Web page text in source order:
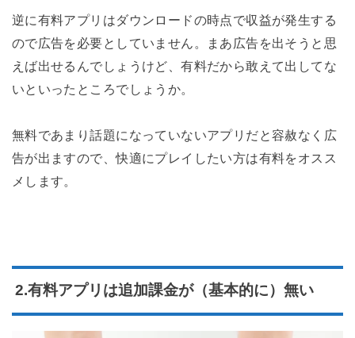
逆に有料アプリはダウンロードの時点で収益が発生する
ので広告を必要としていません。まあ広告を出そうと思
えば出せるんでしょうけど、有料だから敢えて出してな
いといったところでしょうか。
無料であまり話題になっていないアプリだと容赦なく広
告が出ますので、快適にプレイしたい方は有料をオスス
メします。
2.有料アプリは追加課金が（基本的に）無い